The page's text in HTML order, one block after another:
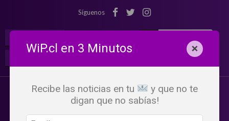
Síguenos
WiP.cl en 3 Minutos ×
Recibe las noticias en tu
y que no te
digan que no sabías!